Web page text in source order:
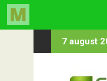
to
7 august
din Cluj-